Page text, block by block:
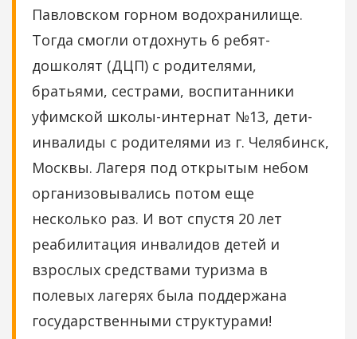
Павловском горном водохранилище.
Тогда смогли отдохнуть 6 ребят-
дошколят (ДЦП) с родителями,
братьями, сестрами, воспитанники
уфимской школы-интернат №13, дети-
инвалиды с родителями из г. Челябинск,
Москвы. Лагеря под открытым небом
организовывались потом еще
несколько раз. И вот спустя 20 лет
реабилитация инвалидов детей и
взрослых средствами туризма в
полевых лагерях была поддержана
государственными структурами!